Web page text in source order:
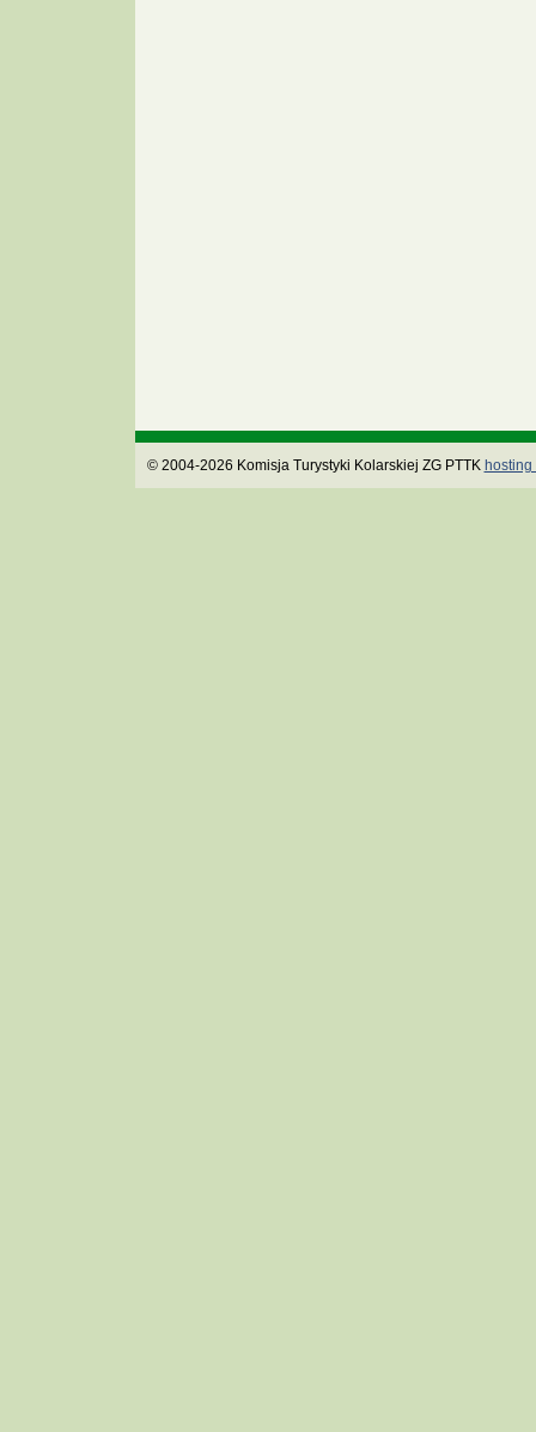
© 2004-2026 Komisja Turystyki Kolarskiej ZG PTTK hosting